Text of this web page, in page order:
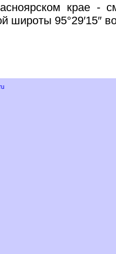
крае -
широты 95°29′15″